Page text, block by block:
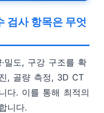
검사 항목은 무엇
밀도, 구강 구조를 확
, 골량 측정, 3D CT
다. 이를 통해 최적의
니다.